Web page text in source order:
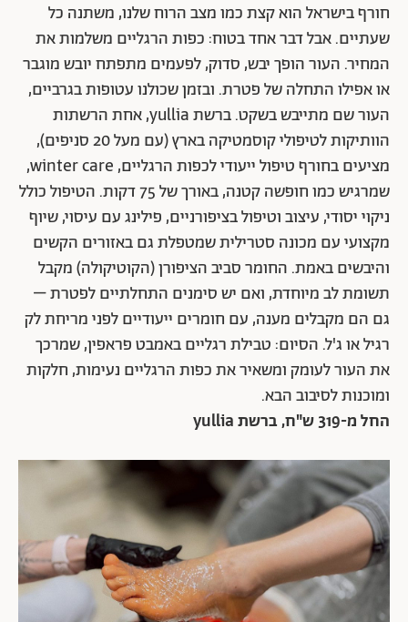
חורף בישראל הוא קצת כמו מצב הרוח שלנו, משתנה כל
שעתיים. אבל דבר אחד בטוח: כפות הרגליים משלמות את
המחיר. העור הופך יבש, סדוק, לפעמים מתפתח יובש מוגבר
או אפילו התחלה של פטרת. ובזמן שכולנו עטופות בגרביים,
העור שם מתייבש בשקט. ברשת yullia, אחת הרשתות
הוותיקות לטיפולי קוסמטיקה בארץ (עם מעל 20 סניפים),
מציעים בחורף טיפול ייעודי לכפות הרגליים, winter care,
שמרגיש כמו חופשה קטנה, באורך של 75 דקות. הטיפול כולל
ניקוי יסודי, עיצוב וטיפול בציפורניים, פילינג עם עיסוי, שיוף
מקצועי עם מכונה סטרילית שמטפלת גם באזורים הקשים
והיבשים באמת. החומר סביב הציפורן (הקוטיקולה) מקבל
תשומת לב מיוחדת, ואם יש סימנים התחלתיים לפטרת –
גם הם מקבלים מענה, עם חומרים ייעודיים לפני מריחת לק
רגיל או ג'ל. הסיום: טבילת רגליים באמבט פראפין, שמרכך
את העור לעומק ומשאיר את כפות הרגליים נעימות, חלקות
ומוכנות לסיבוב הבא.
החל מ-319 ש"ח, ברשת yullia